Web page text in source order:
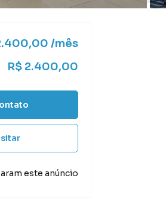
/mês
R$ 2.400,00
este anúncio